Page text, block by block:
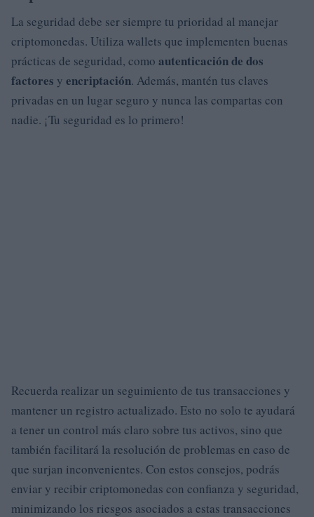
La seguridad debe ser siempre tu prioridad al manejar
criptomonedas. Utiliza wallets que implementen buenas
prácticas de seguridad, como autenticación de dos
factores y encriptación. Además, mantén tus claves
privadas en un lugar seguro y nunca las compartas con
nadie. ¡Tu seguridad es lo primero!
Recuerda realizar un seguimiento de tus transacciones y
mantener un registro actualizado. Esto no solo te ayudará
a tener un control más claro sobre tus activos, sino que
también facilitará la resolución de problemas en caso de
que surjan inconvenientes. Con estos consejos, podrás
enviar y recibir criptomonedas con confianza y seguridad,
minimizando los riesgos asociados a estas transacciones